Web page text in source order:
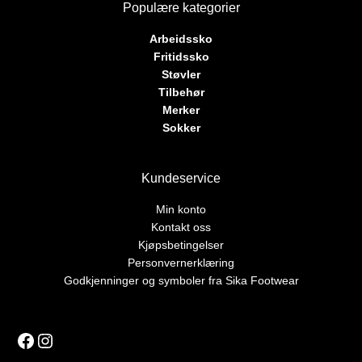
Populære kategorier
Arbeidssko
Fritidssko
Støvler
Tilbehør
Merker
Sokker
Kundeservice
Min konto
Kontakt oss
Kjøpsbetingelser
Personvernerklæring
Godkjenninger og symboler fra Sika Footwear
Facebook
Instagram